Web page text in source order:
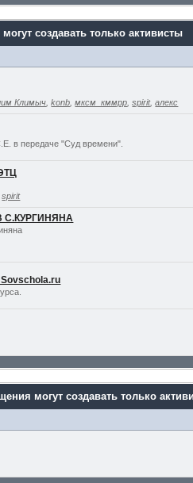
создавать только активисты
Климыч ,konb ,мксм_кммрр ,spirit,алекс
в передаче "Суд времени".
,spirit
С.КУРГИНЯНА
могут создавать только